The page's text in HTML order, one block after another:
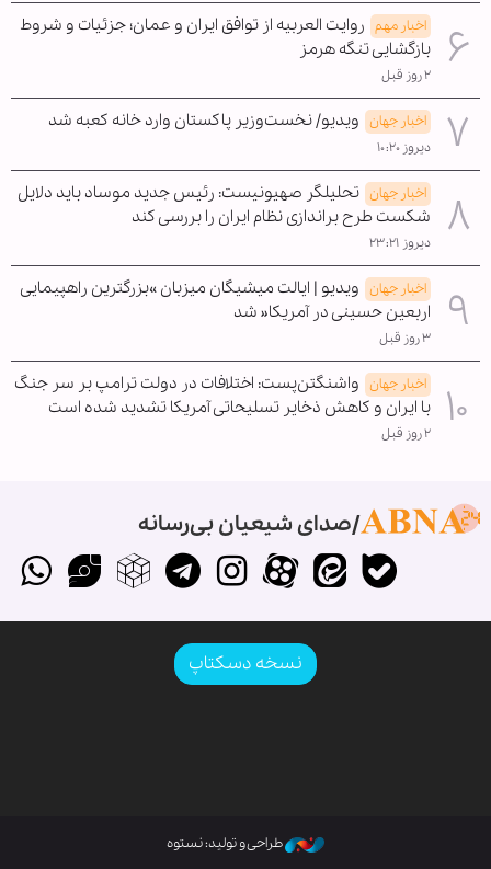
اخبار مهم روایت العربیه از توافق ایران و عمان؛ جزئیات و شروط
بازگشایی تنگه هرمز
۲ روز قبل
اخبار جهان ویدیو/ نخست‌وزیر پاکستان وارد خانه کعبه شد
دیروز ۱۰:۲۰
اخبار جهان تحلیلگر صهیونیست: رئیس جدید موساد باید دلایل
شکست طرح براندازی نظام ایران را بررسی کند
دیروز ۲۳:۲۱
اخبار جهان ویدیو | ایالت میشیگان میزبان »بزرگترین راهپیمایی
اربعین حسینی در آمریکا« شد
۳ روز قبل
اخبار جهان واشنگتن‌پست: اختلافات در دولت ترامپ بر سر جنگ
با ایران و کاهش ذخایر تسلیحاتی آمریکا تشدید شده است
۲ روز قبل
صدای شیعیان بی‌رسانه
نسخه دسکتاپ
طراحی و تولید: نستوه